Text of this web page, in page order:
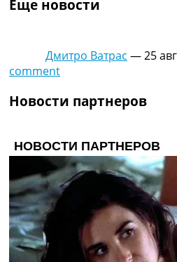
Еще новости
Дмитро Ватрас —25
comment
Новости партнеров